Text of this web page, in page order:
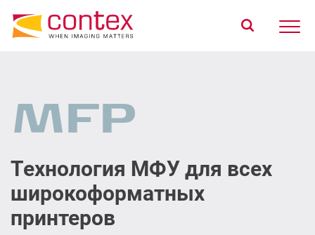
Технология МФУ для всех
широкоформатных
принтеров
Где купить